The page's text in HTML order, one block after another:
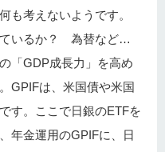
も考えないようです。
ているか？ 為替など…
「GDP成長力」を高め
GPIFは、米国債や米国
す。ここで日銀のETFを
年金運用のGPIFに、日